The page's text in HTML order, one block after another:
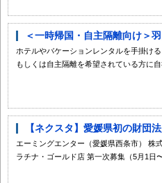
＜一時帰国・自主隔離向け＞
ホテルやバケーションレンタルを手掛け
もしくは自主隔離を希望されている方に
【ネクスタ】愛媛県初の財団
エーミングエンター（愛媛県西条市） 株
ラチナ・ゴールド店 第一次募集（5月1日